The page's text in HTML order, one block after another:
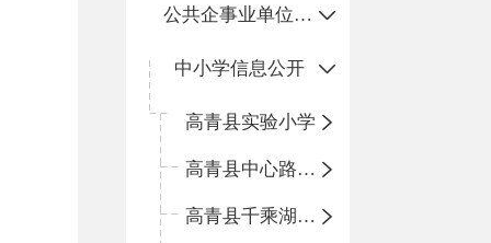
公共企事业单位信息公开
中小学信息公开
高青县实验小学
高青县中心路小学
高青县千乘湖小学